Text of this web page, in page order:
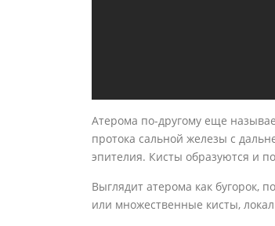
Атерома по-другому еще
протока сальной железы с
эпителия. Кисты образуются и
Выглядит атерома как бугорок,
или множественные кисты,